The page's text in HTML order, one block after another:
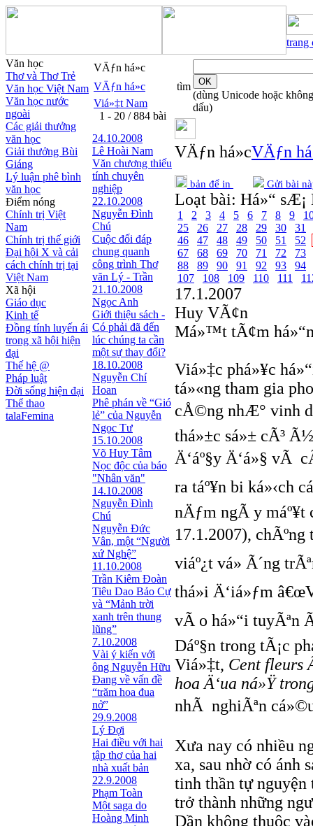
trang
Văn học
Thơ và Thơ Trẻ
Văn học Việt Nam
Văn học nước
ngoài
Các giải thưởng
văn học
Giải thưởng Bùi
Giáng
Lý luận phê bình
văn học
Điểm nóng
Chính trị Việt
Nam
Chính trị thế giới
Đại hội X và cải
cách chính trị tại
Việt Nam
Xã hội
Giáo dục
Kinh tế
Đồng tính luyến ái
trong xã hội hiện
đại
Thế hệ @
Pháp luật
Đời sống hiện đại
Thể thao
talaFemina
VÄƒn há»c
VÄƒn há»c
Viá»‡t Nam
1 - 20 / 884 bài
24.10.2008
Lê Hoài Nam
Văn chương thiếu
tính chuyên
nghiệp
22.10.2008
Nguyễn Đình
Chú
Cuộc đối đáp
chung quanh
công trình Thơ
văn Lý - Trần
21.10.2008
Ngọc Anh
Giới thiệu sách -
Có phải đã đến
lúc chúng ta cần
một sự thay đổi?
18.10.2008
Nguyễn Chí
Hoan
Phê phán về “Gió
lẻ” của Nguyễn
Ngọc Tư
15.10.2008
Võ Huy Tâm
Nọc độc của báo
"Nhân văn"
14.10.2008
Nguyễn Đình
Chú
Nguyễn Đức
Vân, một “Người
xứ Nghệ”
11.10.2008
Trần Kiêm Đoàn
Tiêu Dao Bảo Cự
và “Mảnh trời
xanh trên thung
lũng”
7.10.2008
Vài ý kiến với
ông Nguyễn Hữu
Đang về vấn đề
“trăm hoa đua
nở”
29.9.2008
Lý Đợi
Hai điều với hai
tập thơ của hai
nhà xuất bản
22.9.2008
Phạm Toàn
Một saga do
Hoàng Minh
tìm
(dùng Unicode hoặc không
dấu)
VÄƒn há»cVÄƒn
bản để in Gửi bài
Loạt bài: Há»“ sÆ¡
1 2 3 4 5 6 7 8 9
25
26 27 28 29 30
31
46
47 48 49 50 51
52
67
68 69 70 71 72
73
88
89 90 91 92 93
94
107
108 109 110 111
17.1.2007
Huy VÃ¢n
Má»™t tÃ¢m há»“n
Viá»‡c phá»¥c
tá»«ng tham gia
cÅ©ng nhÆ° vinh
thá»±c sá»± cÃ³
Ä‘áº§y Ä‘á»§ vÃ
ra táº¥n bi ká»‹ch
nÄƒm ngÃ y máº¥t
17.1.2007),
viáº¿t vá» Ã´ng
thá»i Ä‘iá»ƒm
vÃ o há»“i tuyÃªn
Dáº§n trong tÃ¡c
Viá»‡t, Cent fleurs
hoa Ä‘ua ná»Ÿ
nhÃ nghiÃªn
Xưa nay có nhiều
xa, sau nhờ có ánh
tinh thần tự nguyện
trở thành những
Dần không thuộc